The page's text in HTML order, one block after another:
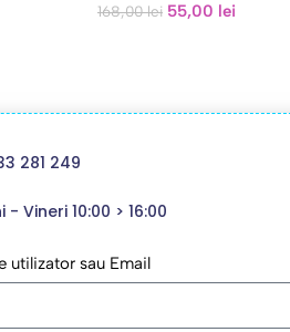
168,00lei 55,00 lei
281 249
- Vineri 10:00 > 16:00
utilizator sau Email